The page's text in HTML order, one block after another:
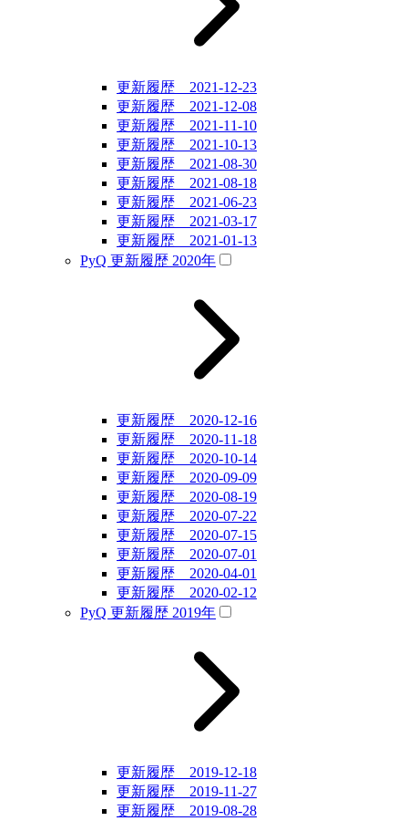
更新履歴 2021-12-23
更新履歴 2021-12-08
更新履歴 2021-11-10
更新履歴 2021-10-13
更新履歴 2021-08-30
更新履歴 2021-08-18
更新履歴 2021-06-23
更新履歴 2021-03-17
更新履歴 2021-01-13
PyQ 更新履歴 2020年
更新履歴 2020-12-16
更新履歴 2020-11-18
更新履歴 2020-10-14
更新履歴 2020-09-09
更新履歴 2020-08-19
更新履歴 2020-07-22
更新履歴 2020-07-15
更新履歴 2020-07-01
更新履歴 2020-04-01
更新履歴 2020-02-12
PyQ 更新履歴 2019年
更新履歴 2019-12-18
更新履歴 2019-11-27
更新履歴 2019-08-28